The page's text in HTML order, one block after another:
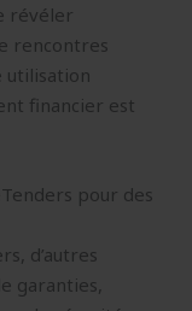
révéler
rencontres
utilisation
financier est
pour des
d’autres
garanties,